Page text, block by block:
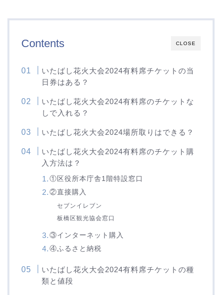
CLOSE
Contents
いたばし花火大会2024有料席チケットの当
日券はある？
いたばし花火大会2024有料席のチケットな
しで入れる？
いたばし花火大会2024場所取りはできる？
いたばし花火大会2024有料席のチケット購
入方法は？
①区役所本庁舎1階特設窓口
②直接購入
セブンイレブン
板橋区観光協会窓口
③インターネット購入
④ふるさと納税
いたばし花火大会2024有料席チケットの種
類と値段